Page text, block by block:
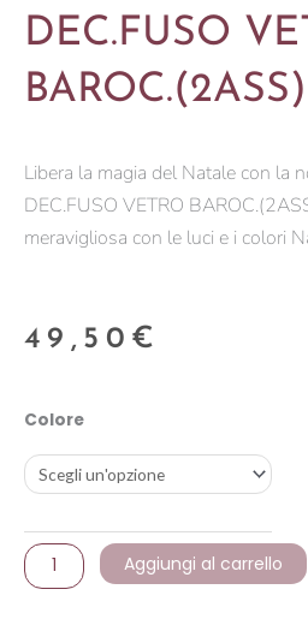
DEC.FUSO
Libera la magia del Natale con la
DEC.FUSO VETRO
meravigliosa con le luci e i colori
49,50 €
Colore
DEC.FUSO
BAROC.
(2ASS)H38
quantità
Aggiungi al carrello